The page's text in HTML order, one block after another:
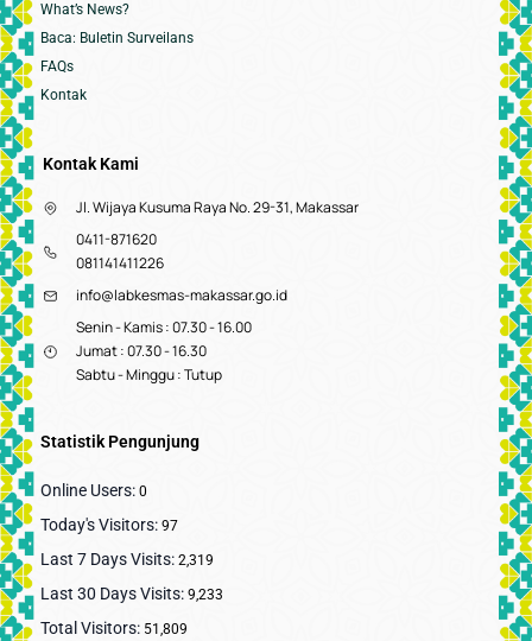
What’s News?
Baca: Buletin Surveilans
FAQs
Kontak
Kontak Kami
Jl. Wijaya Kusuma Raya No. 29-31, Makassar
0411-871620
081141411226
info@labkesmas-makassar.go.id
Senin - Kamis : 07.30 - 16.00
Jumat : 07.30 - 16.30
Sabtu - Minggu : Tutup
Statistik Pengunjung
Online Users: 0
Today's Visitors: 97
Last 7 Days Visits: 2,319
Last 30 Days Visits: 9,233
Total Visitors: 51,809